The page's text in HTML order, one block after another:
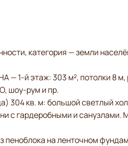
категория — земли
й этаж: 303 м², потолки 8 м,
шоу‑рум и пр.
кв. м: большой светлый холл
с гардеробными и санузлами.
на ленточном